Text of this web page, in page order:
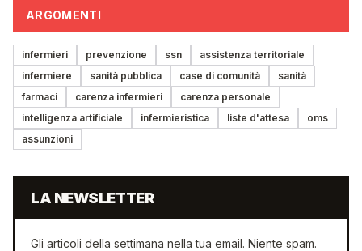
ARGOMENTI
infermieri prevenzione ssn
assistenza territoriale
infermiere
sanità pubblica case di comunità
sanità
farmaci
carenza infermieri
carenza personale
intelligenza artificiale
infermieristica liste d'attesa
oms
assunzioni
LA NEWSLETTER
Gli articoli della settimana nella tua email. Niente spam.